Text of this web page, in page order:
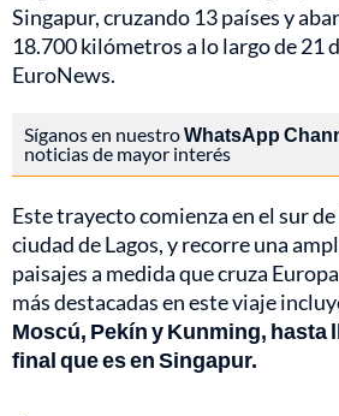
Singapur, cruzando 13 países y
18.700 kilómetros a lo largo de 21
EuroNews.
Síganos en nuestroWhatsApp
noticias de mayor interés
Este trayecto comienza en el sur
ciudad de Lagos, y recorre una
paisajes a medida que cruza
más destacadas en este viaje
Moscú, Pekín y Kunming, hasta
final que es en Singapur.